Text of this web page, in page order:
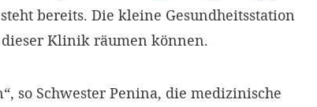
bereits. Die kleine Gesundheitsstation
Klinik räumen können.
so Schwester Penina, die medizinische